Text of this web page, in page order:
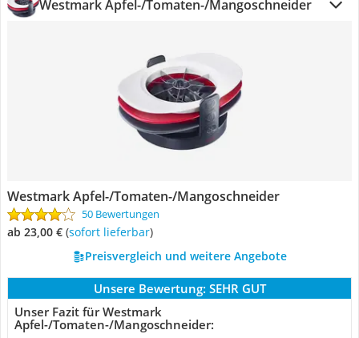
Westmark Apfel-/Tomaten-/Mangoschneider
Westmark Apfel-/Tomaten-/Mangoschneider
50 Bewertungen
ab 23,00 € ( Sofort lieferbar)
Preisvergleich und weitere Angebote
Unsere Bewertung: SEHR GUT
Unser Fazit für Westmark
Apfel-/Tomaten-/Mangoschneider: